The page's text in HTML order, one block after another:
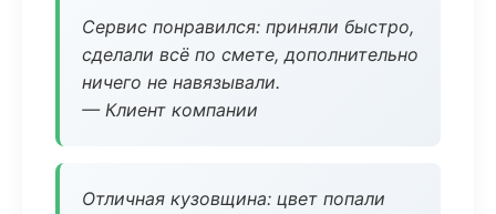
Сервис понравился: приняли быстро,
сделали всё по смете, дополнительно
ничего не навязывали.
— Клиент компании
Отличная кузовщина: цвет попали